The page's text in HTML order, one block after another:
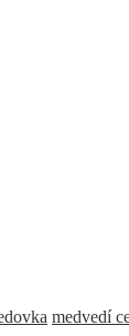
medvedí